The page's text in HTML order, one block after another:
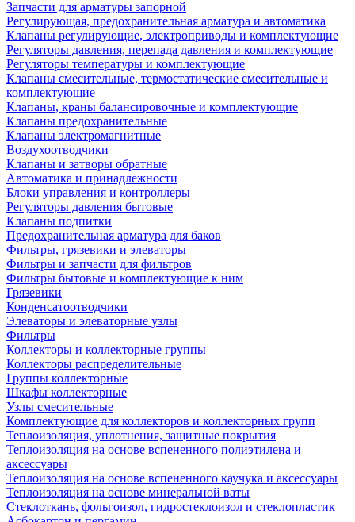
Запчасти для арматуры запорной
Регулирующая, предохранительная арматура и автоматика
Клапаны регулирующие, электроприводы и комплектующие
Регуляторы давления, перепада давления и комплектующие
Регуляторы температуры и комплектующие
Клапаны смесительные, термостатические смесительные и
комплектующие
Клапаны, краны балансировочные и комплектующие
Клапаны предохранительные
Клапаны электромагнитные
Воздухоотводчики
Клапаны и затворы обратные
Автоматика и принадлежности
Блоки управления и контроллеры
Регуляторы давления бытовые
Клапаны подпитки
Предохранительная арматура для баков
Фильтры, грязевики и элеваторы
Фильтры и запчасти для фильтров
Фильтры бытовые и комплектующие к ним
Грязевики
Конденсатоотводчики
Элеваторы и элеваторные узлы
Фильтры
Коллекторы и коллекторные группы
Коллекторы распределительные
Группы коллекторные
Шкафы коллекторные
Узлы смесительные
Комплектующие для коллекторов и коллекторных групп
Теплоизоляция, уплотнения, защитные покрытия
Теплоизоляция на основе вспененного полиэтилена и
аксессуары
Теплоизоляция на основе вспененного каучука и аксессуары
Теплоизоляция на основе минеральной ваты
Стеклоткань, фольгоизол, гидростеклоизол и стеклопластик